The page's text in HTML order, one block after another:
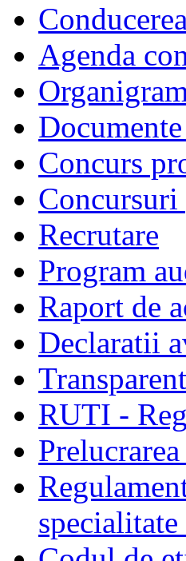
Conducerea
Agenda
Concurs
Concursuri
Recrutare
Program
Raport de
Declaratii
RUTI -